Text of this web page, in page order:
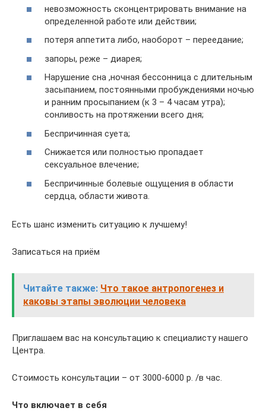
невозможность сконцентрировать внимание на
определенной работе или действии;
потеря аппетита либо, наоборот – переедание;
запоры, реже – диарея;
Нарушение сна ,ночная бессонница с длительным
засыпанием, постоянными пробуждениями ночью
и ранним просыпанием (к 3 – 4 часам утра);
сонливость на протяжении всего дня;
Беспричинная суета;
Снижается или полностью пропадает
сексуальное влечение;
Беспричинные болевые ощущения в области
сердца, области живота.
Есть шанс изменить ситуацию к лучшему!
Записаться на приём
Читайте также: Что такое антропогенез и
каковы этапы эволюции человека
Приглашаем вас на консультацию к специалисту нашего
Центра.
Стоимость консультации – от 3000-6000 р. /в час.
Что включает в себя